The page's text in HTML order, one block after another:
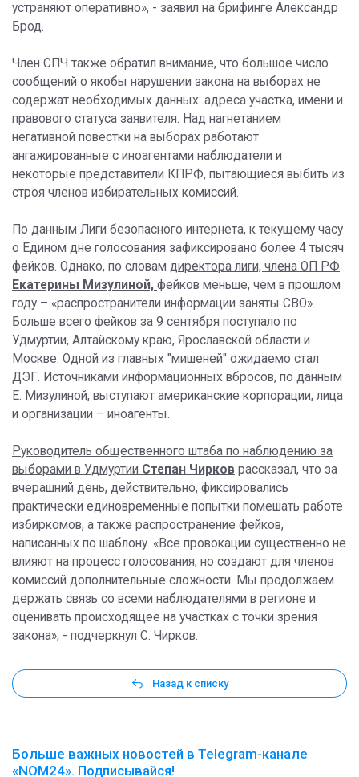
устраняют оперативно», - заявил на брифинге Александр
Брод.
Член СПЧ также обратил внимание, что большое число
сообщений о якобы нарушении закона на выборах не
содержат необходимых данных: адреса участка, имени и
правового статуса заявителя. Над нагнетанием
негативной повестки на выборах работают
ангажированные с иноагентами наблюдатели и
некоторые представители КПРФ, пытающиеся выбить из
строя членов избирательных комиссий.
По данным Лиги безопасного интернета, к текущему часу
о Едином дне голосования зафиксировано более 4 тысяч
фейков. Однако, по словам директора лиги, члена ОП РФ
Екатерины Мизулиной, фейков меньше, чем в прошлом
году – «распространители информации заняты СВО».
Больше всего фейков за 9 сентября поступало по
Удмуртии, Алтайскому краю, Ярославской области и
Москве. Одной из главных "мишеней" ожидаемо стал
ДЭГ. Источниками информационных вбросов, по данным
Е. Мизулиной, выступают американские корпорации, лица
и организации – иноагенты.
Руководитель общественного штаба по наблюдению за
выборами в Удмуртии Степан Чирков рассказал, что за
вчерашний день, действительно, фиксировались
практически единовременные попытки помешать работе
избиркомов, а также распространение фейков,
написанных по шаблону. «Все провокации существенно не
влияют на процесс голосования, но создают для членов
комиссий дополнительные сложности. Мы продолжаем
держать связь со всеми наблюдателями в регионе и
оценивать происходящее на участках с точки зрения
закона», - подчеркнул С. Чирков.
Назад к списку
Больше важных новостей в Telegram-канале
«NOM24». Подписывайся!